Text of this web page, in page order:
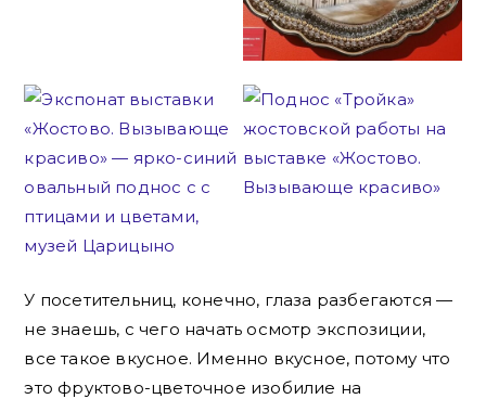
У посетительниц, конечно, глаза разбегаются —
не знаешь, с чего начать осмотр экспозиции,
все такое вкусное. Именно вкусное, потому что
это фруктово-цветочное изобилие на